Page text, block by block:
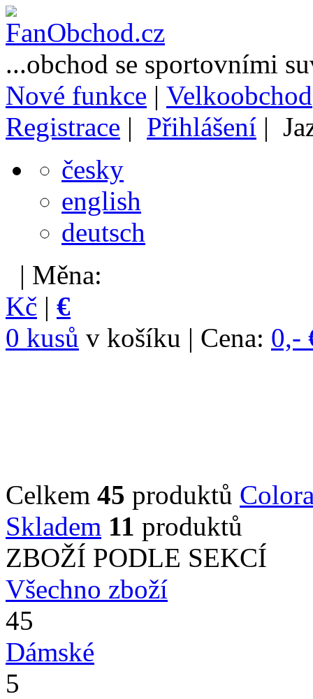
...obchod se sportovními
Nové funkce | Velkoobchod
Registrace | Přihlášení |
česky
english
deutsch
| Měna:
Kč | €
0 kusů v košíku | Cena: 0,-
Celkem 45 produktů
Skladem 11 produktů
ZBOŽÍ PODLE SEKCÍ
Všechno zboží
45
Dámské
5